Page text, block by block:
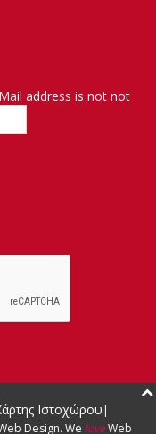
Mail address is not not
Ιστοχώρου |
Design. We loveWeb